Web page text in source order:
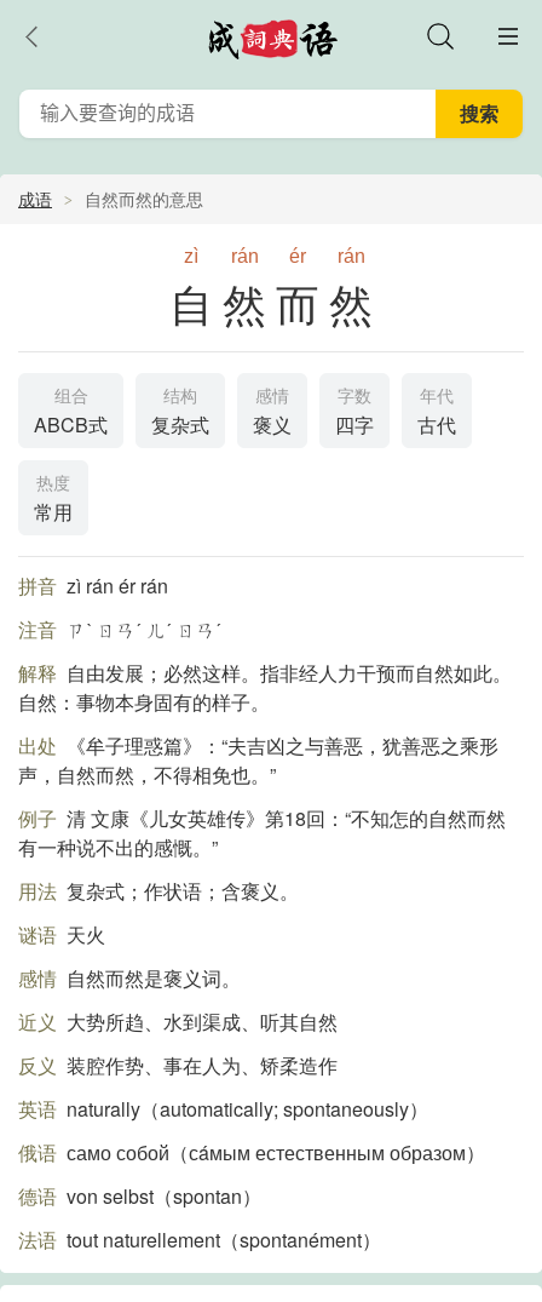
成语 自然而然的意思
zì rán ér rán
自然而然
组合
ABCB式
结构
复杂式
感情
褒义
字数
四字
年代
古代
热度
常用
拼音 zì rán ér rán
注音 ㄗˋ ㄖㄢˊ ㄦˊ ㄖㄢˊ
解释 自由发展；必然这样。指非经人力干预而自然如此。
自然：事物本身固有的样子。
出处
《牟子理惑篇》：“夫吉凶之与善恶，犹善恶之乘形
声，自然而然，不得相免也。”
例子 清 文康《儿女英雄传》第18回：“不知怎的自然而然
有一种说不出的感慨。”
用法 复杂式；作状语；含褒义。
谜语 天火
感情 自然而然是褒义词。
近义 大势所趋、水到渠成、听其自然
反义 装腔作势、事在人为、矫柔造作
英语 naturally（automatically; spontaneously）
俄语 само собой（сáмым естественным образом）
德语 von selbst（spontan）
法语 tout naturellement（spontanément）